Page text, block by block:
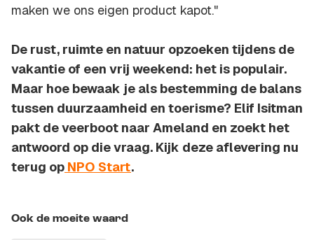
maken we ons eigen product kapot."
De rust, ruimte en natuur opzoeken tijdens de
vakantie of een vrij weekend: het is populair.
Maar hoe bewaak je als bestemming de balans
tussen duurzaamheid en toerisme? Elif Isitman
pakt de veerboot naar Ameland en zoekt het
antwoord op die vraag. Kijk deze aflevering nu
terug op NPO Start.
Ook de moeite waard